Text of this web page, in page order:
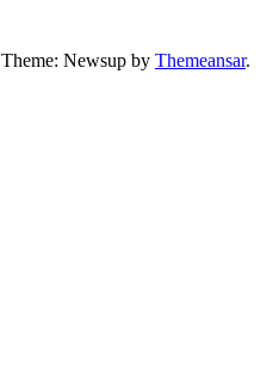
Theme: Newsup by Themeansar.